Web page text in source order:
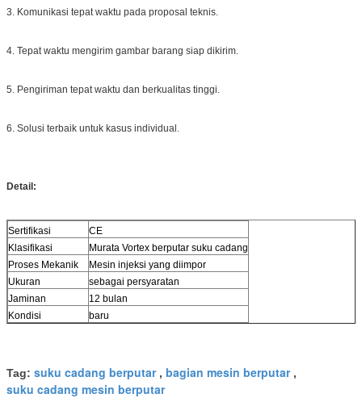
3. Komunikasi tepat waktu pada proposal teknis.
4. Tepat waktu mengirim gambar barang siap dikirim.
5. Pengiriman tepat waktu dan berkualitas tinggi.
6. Solusi terbaik untuk kasus individual.
Detail:
Sertifikasi
CE
Klasifikasi
Murata Vortex berputar suku cadang
Proses Mekanik
Mesin injeksi yang diimpor
Ukuran
sebagai persyaratan
Jaminan
12 bulan
Kondisi
baru
Tag: suku cadang berputar, bagian mesin berputar,
suku cadang mesin berputar